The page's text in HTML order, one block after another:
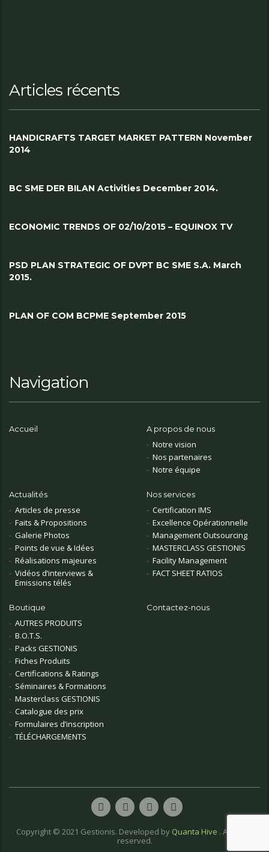
Articles récents
HANDICRAFTS TARGET MARKET PATTERN November
2014
BC SME DER BILAN Activities December 2014.
ECONOMIC TRENDS OF 02/10/2015 – EQUINOX TV
PSD PLAN STRATEGIC OF DVPT BC SME S.A. March
2015.
PLAN OF COM BCPME September 2015
Navigation
Accueil A propos de nous
Notre vision
Nos partenaires
Notre équipe
Actualités
Articles de presse
Faits & Propositions
Galerie Photos
Points de vue & Idées
Réalisations majeures
Vidéos d’interviews &
Emissions télés
Nos services
Certification IMS
Excellence Opérationnelle
Management Outsourcing
MASTERCLASS GESTIONIS
Facility Management
FACT SHEET RATIOS
Boutique
AUTRES PRODUITS
B.O.T.S.
Packs GESTIONIS
Fiches Produits
Certifications & Ratings
Séminaires & Formations
Masterclass GESTIONIS
Catalogue des prix
Formulaires d’inscription
TÉLÉCHARGEMENTS
Contactez-nous
Copyright © 2021 Gestionis. Developed by Quanta Hive . All rights
reserved.